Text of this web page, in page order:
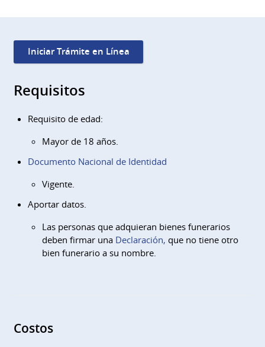
Iniciar Trámite en Línea
Requisitos
Requisito de edad:
Mayor de 18 años.
Documento Nacional de Identidad
Vigente.
Aportar datos.
Las personas que adquieran bienes funerarios
deben firmar una Declaración, que no tiene otro
bien funerario a su nombre.
Costos